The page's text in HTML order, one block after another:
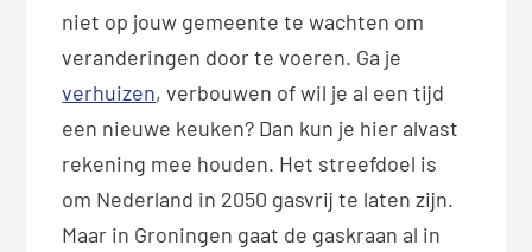
niet op jouw gemeente te wachten om
veranderingen door te voeren. Ga je
verhuizen, verbouwen of wil je al een tijd
een nieuwe keuken? Dan kun je hier alvast
rekening mee houden. Het streefdoel is
om Nederland in 2050 gasvrij te laten zijn.
Maar in Groningen gaat de gaskraan al in